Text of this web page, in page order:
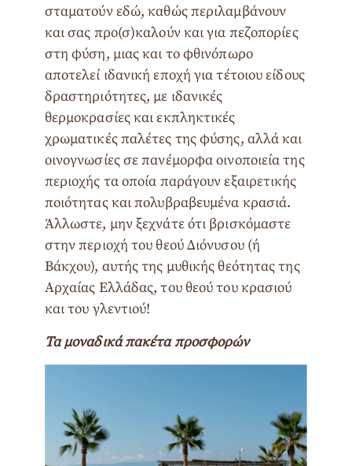
σταματούν εδώ, καθώς περιλαμβάνουν
και σας προ(σ)καλούν και για πεζοπορίες
στη φύση, μιας και το φθινόπωρο
αποτελεί ιδανική εποχή για τέτοιου είδους
δραστηριότητες, με ιδανικές
θερμοκρασίες και εκπληκτικές
χρωματικές παλέτες της φύσης, αλλά και
οινογνωσίες σε πανέμορφα οινοποιεία της
περιοχής τα οποία παράγουν εξαιρετικής
ποιότητας και πολυβραβευμένα κρασιά.
Άλλωστε, μην ξεχνάτε ότι βρισκόμαστε
στην περιοχή του θεού Διόνυσου (ή
Βάκχου), αυτής της μυθικής θεότητας της
Αρχαίας Ελλάδας, του θεού του κρασιού
και του γλεντιού!
Τα μοναδικά πακέτα προσφορών